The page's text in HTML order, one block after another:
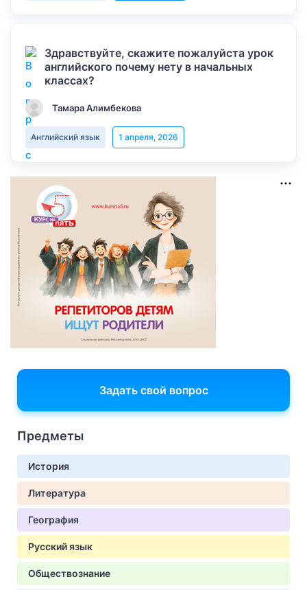
Здравствуйте, скажите пожалуйста урок
английского почему нету в начальных
классах?
Тамара Алимбекова
Английский язык 1 апреля, 2026
Задать свой вопрос
Предметы
История
Литература
География
Русский язык
Обществознание